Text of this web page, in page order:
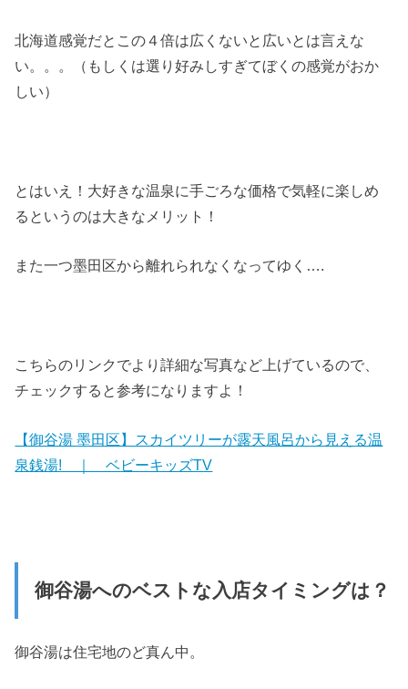
北海道感覚だとこの４倍は広くないと広いとは言えな
い。。。（もしくは選り好みしすぎてぼくの感覚がおか
しい）
とはいえ！大好きな温泉に手ごろな価格で気軽に楽しめ
るというのは大きなメリット！
また一つ墨田区から離れられなくなってゆく….
こちらのリンクでより詳細な写真など上げているので、
チェックすると参考になりますよ！
【御谷湯 墨田区】スカイツリーが露天風呂から見える温
泉銭湯! ｜ ベビーキッズTV
御谷湯へのベストな入店タイミングは？
御谷湯は住宅地のど真ん中。